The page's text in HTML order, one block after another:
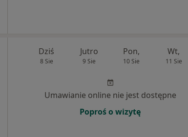
Dziś
8 Sie
Jutro
9 Sie
Pon,
10 Sie
Wt,
11 Sie
Umawianie online nie jest dostępne
Poproś o wizytę